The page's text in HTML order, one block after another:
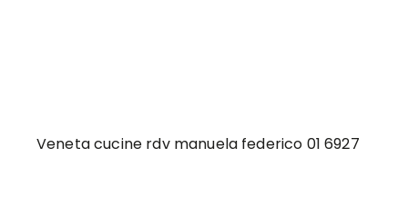
Veneta cucine rdv manuela federico 01 6927